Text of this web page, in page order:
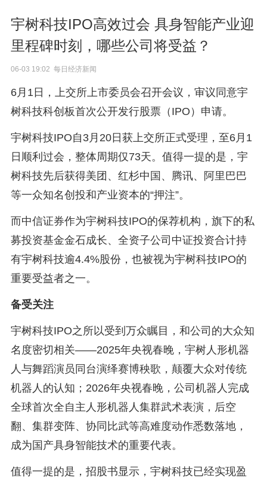
宇树科技IPO高效过会 具身智能产业迎
里程碑时刻，哪些公司将受益？
06-03 19:02 每日经济新闻
6月1日，上交所上市委员会召开会议，审议同意宇
树科技科创板首次公开发行股票（IPO）申请。
宇树科技IPO自3月20日获上交所正式受理，至6月1
日顺利过会，整体周期仅73天。值得一提的是，宇
树科技先后获得美团、红杉中国、腾讯、阿里巴巴
等一众知名创投和产业资本的“押注”。
而中信证券作为宇树科技IPO的保荐机构，旗下的私
募投资基金金石成长、全资子公司中证投资合计持
有宇树科技逾4.4%股份，也被视为宇树科技IPO的
重要受益者之一。
备受关注
宇树科技IPO之所以受到万众瞩目，和公司的大众知
名度密切相关——2025年央视春晚，宇树人形机器
人与舞蹈演员同台演绎赛博秧歌，颠覆大众对传统
机器人的认知；2026年央视春晚，公司机器人完成
全球首次全自主人形机器人集群武术表演，后空
翻、集群变阵、协同比武等高难度动作悉数落地，
成为国产具身智能技术的重要代表。
值得一提的是，招股书显示，宇树科技已经实现盈